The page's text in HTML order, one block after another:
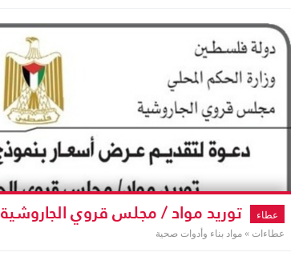
عطاء توريد مواد / مجلس قروي الجاروشية
عطاءات » مواد بناء وأدوات صحية